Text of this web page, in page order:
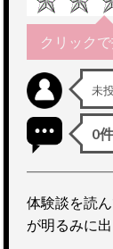
クリックで
未
0件
体験談を読
が明るみに